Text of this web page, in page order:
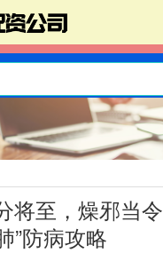
将至，燥邪当
”防病攻略